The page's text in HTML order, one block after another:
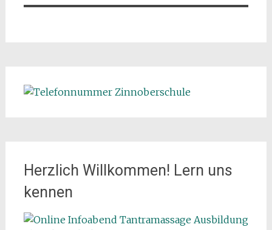
Herzlich Willkommen! Lern uns
kennen